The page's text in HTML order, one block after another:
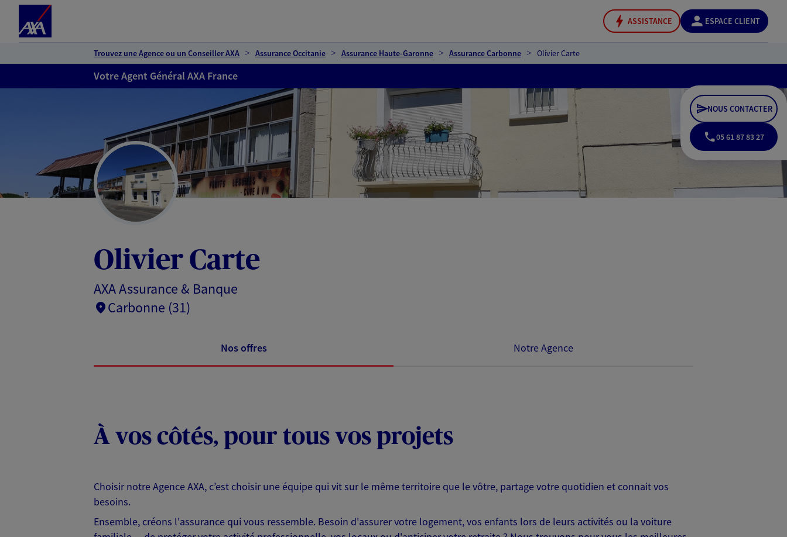
ASSISTANCE ESPACE CLIENT
Trouvez une Agence ou un Conseiller AXA Assurance Occitanie Assurance Haute-Garonne Assurance Carbonne Olivier Carte
Votre Agent Général AXA France
Olivier Carte
AXA Assurance & Banque
Carbonne (31)
NOUS CONTACTER
05 61 87 83 27
Nos offres Notre Agence
À vos côtés, pour tous vos projets
Choisir notre Agence AXA, c’est choisir une équipe qui vit sur le même territoire que le vôtre, partage votre quotidien et connait vos
besoins.
Ensemble, créons l'assurance qui vous ressemble. Besoin d'assurer votre logement, vos enfants lors de leurs activités ou la voiture